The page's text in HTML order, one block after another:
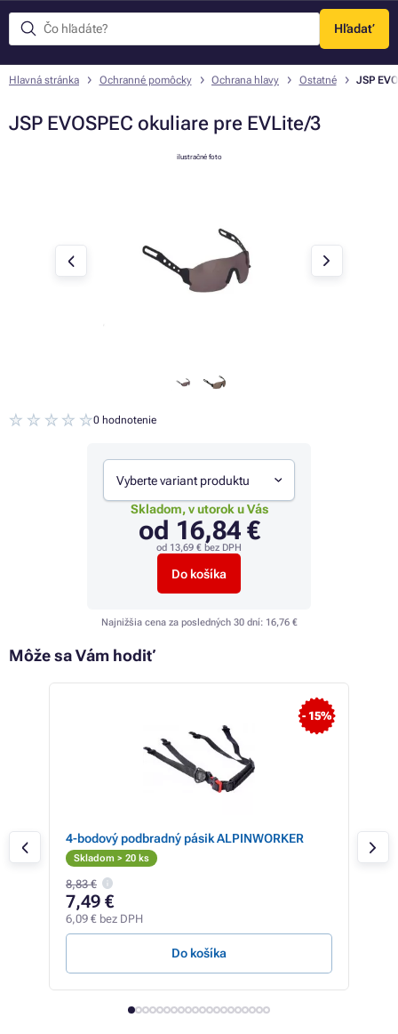
Hľadať
Menu
Hlavná stránka Ochranné pomôcky Ochrana hlavy Ostatné JSP
JSP EVOSPEC okuliare pre EVLite/3
ilustračné foto
0 hodnotenie
Vyberte variant produktu
Skladom, v utorok u Vás
od 16,84 €
od 13,69 € bez DPH
Do košíka
Najnižšia cena za posledných 30 dní: 16,76 €
Môže sa Vám hodiť
- 15%
4-bodový podbradný pásik ALPINWORKER
Skladom > 20 ks
8,83 €
7,49 €
6,09 € bez DPH
Do košíka